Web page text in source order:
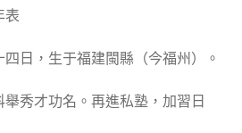
表
四日，生于福建閩縣（今福州）。
舉秀才功名。再進私塾，加習日